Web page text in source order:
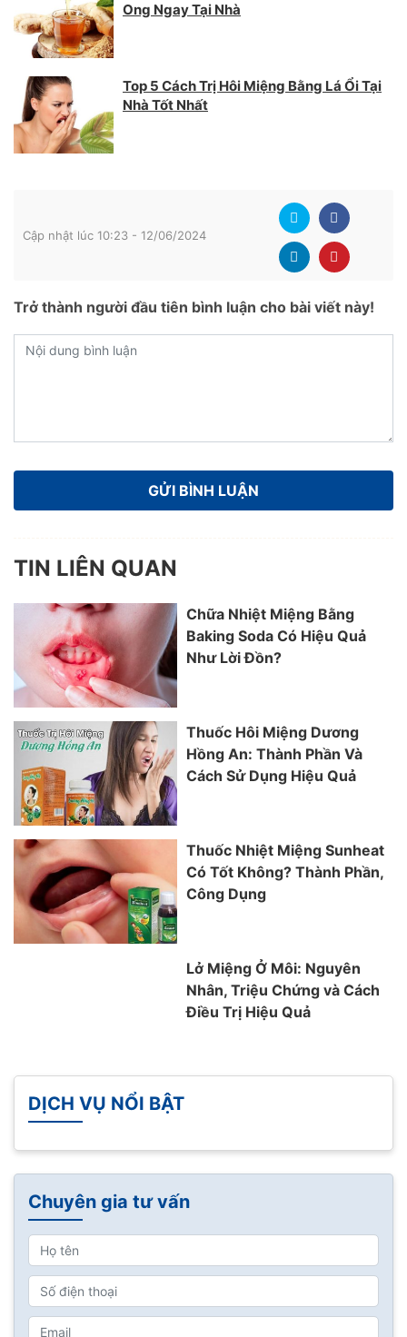
Ong Ngay Tại Nhà
Top 5 Cách Trị Hôi Miệng Bằng Lá Ổi Tại
Nhà Tốt Nhất
Cập nhật lúc 10:23 - 12/06/2024
Trở thành người đầu tiên bình luận cho bài viết này!
TIN LIÊN QUAN
Chữa Nhiệt Miệng Bằng
Baking Soda Có Hiệu Quả
Như Lời Đồn?
Thuốc Hôi Miệng Dương
Hồng An: Thành Phần Và
Cách Sử Dụng Hiệu Quả
Thuốc Nhiệt Miệng Sunheat
Có Tốt Không? Thành Phần,
Công Dụng
Lở Miệng Ở Môi: Nguyên
Nhân, Triệu Chứng và Cách
Điều Trị Hiệu Quả
DỊCH VỤ NỔI BẬT
Chuyên gia tư vấn